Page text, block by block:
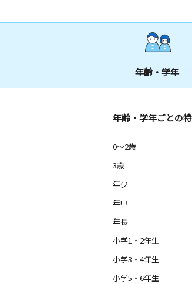
年齢・学年
年齢・学年ごとの
0～2歳
3歳
年少
年中
年長
小学1・2年生
小学3・4年生
小学5・6年生